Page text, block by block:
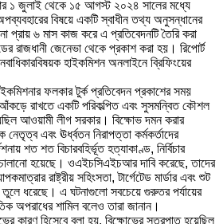
১ জুলাই থেকে ১৫ আগস্ট ২০২৪ সালের মধ্যে
বিষয়ে একটি স্বাধীন তথ্য অনুসন্ধানের
প্রায় ৬ মাস কাজ করে এ প্রতিবেদনটি তৈরি করা
রাজধানী জেনেভা থেকে প্রকাশ করা হয়। রিপোর্ট
হাইকমিশন অনলাইনে ব্রিফিংয়ের
ফলকার টুর্ক প্রতিবেদন প্রকাশের সময়
রাখতে একটি পরিকল্পিত এবং সুসমন্বিত কৌশল
আওয়ামী লীগ সরকার। বিক্ষোভ দমন করার
এবং ঊর্ধ্বতন নিরাপত্তা কর্মকর্তাদের
শত শত বিচারবহির্ভূত হত্যাকাণ্ড, নির্বিচার
হয়েছে। ওএইচসিএইচআর দাবি করেছে, তাদের
রাষ্ট্রীয় সহিংসতা, টার্গেটেড মার্ডার এবং শুট
ধরেছে। এ ঘটনাগুলো সবচেয়ে গুরুতর পর্যায়ের
অপরাধের শামিল বলেও তারা জানান।
কারণ হিসেবে বলা হয়, বিক্ষোভের সূত্রপাত হয়েছিল